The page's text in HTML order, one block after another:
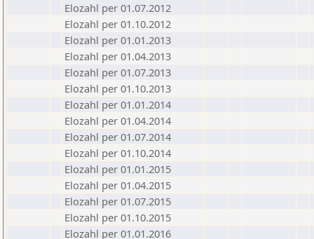
Elozahl per 01.07.2012
Elozahl per 01.10.2012
Elozahl per 01.01.2013
Elozahl per 01.04.2013
Elozahl per 01.07.2013
Elozahl per 01.10.2013
Elozahl per 01.01.2014
Elozahl per 01.04.2014
Elozahl per 01.07.2014
Elozahl per 01.10.2014
Elozahl per 01.01.2015
Elozahl per 01.04.2015
Elozahl per 01.07.2015
Elozahl per 01.10.2015
Elozahl per 01.01.2016